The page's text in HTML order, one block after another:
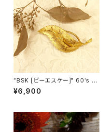
"BSK [ビーエスケー]" 60's カ
ットワーク葉っぱモチーフ ヴィン
¥6,900